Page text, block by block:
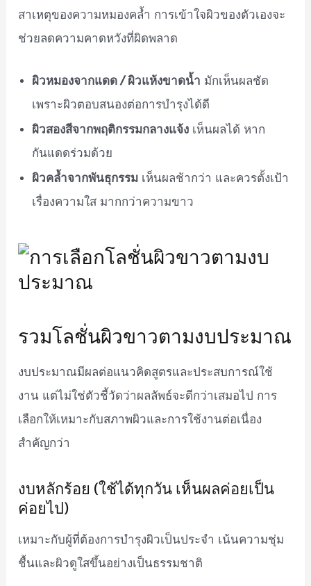
สาเหตุของความหมองคล้ำ การเข้าใจผิวของตัวเองจะ
ช่วยลดความคาดหวังที่ผิดพลาด
ผิวหมองจากแดด / ผิวแห้งขาดน้ำ มักเห็นผลชัด
เพราะผิวตอบสนองต่อการบำรุงได้ดี
ผิวสองสีจากพฤติกรรมกลางแจ้ง เห็นผลได้ หาก
กันแดดร่วมด้วย
ผิวคล้ำจากพันธุกรรม เห็นผลช้ากว่า และควรตั้งเป้า
เรื่องความใส มากกว่าความขาว
รวมโลชั่นผิวขาวตามงบประมาณ
งบประมาณมีผลต่อแนวคิดสูตรและประสบการณ์ใช้
งาน แต่ไม่ใช่ตัวชี้วัดว่าผลลัพธ์จะดีกว่าเสมอไป การ
เลือกให้เหมาะกับสภาพผิวและการใช้งานต่อเนื่อง
สำคัญกว่า
งบหลักร้อย (ใช้ได้ทุกวัน เห็นผลค่อยเป็น
ค่อยไป)
เหมาะกับผู้ที่ต้องการบำรุงผิวเป็นประจำ เน้นความชุ่ม
ชื้นและผิวดูใสขึ้นอย่างเป็นธรรมชาติ